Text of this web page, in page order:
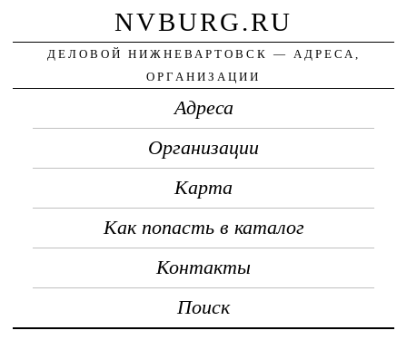
NVBURG.RU
ДЕЛОВОЙ НИЖНЕВАРТОВСК — АДРЕСА,
ОРГАНИЗАЦИИ
Адреса
Организации
Карта
Как попасть в каталог
Контакты
Поиск